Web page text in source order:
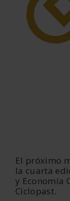
El próximo
la cuarta
y Economía
Ciclopast.